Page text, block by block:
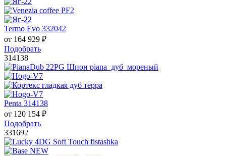
Termo Evo 332042
от 164 929 ₽
Подобрать
314138
Penta 314138
от 120 154 ₽
Подобрать
331692